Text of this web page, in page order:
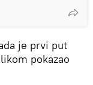
je prvi put
pokazao